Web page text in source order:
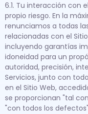
6.1. Tu interacción con
propio riesgo. En la
renunciamos a todas
relacionadas con el
incluyendo garantías
idoneidad para un
autoridad, precisión,
Servicios, junto con
en el Sitio Web,
se proporcionan "tal
"con todos los